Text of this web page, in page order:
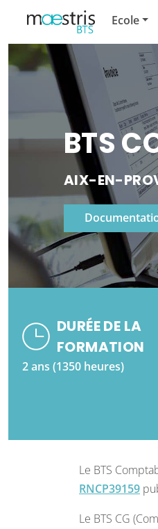
Ecole
BTS
AIX-EN-
DURÉE DE LA
FORMATION
2 ans (1350 heures)
Le BTS
RNCP39159
Le BTS CG